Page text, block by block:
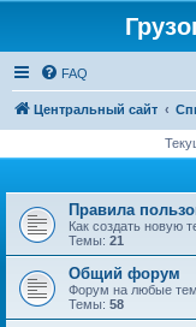
FAQ
Центральный сайт
Правила
Как создать новую
Темы: 21
Общий форум
Форум на любые
Темы: 58